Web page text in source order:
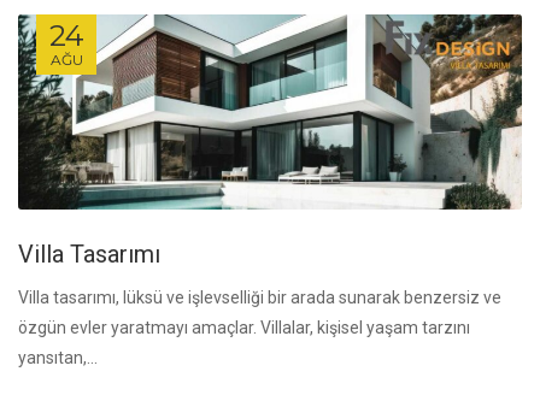
24
AĞU
Villa Tasarımı
Villa tasarımı, lüksü ve işlevselliği bir arada sunarak benzersiz ve
özgün evler yaratmayı amaçlar. Villalar, kişisel yaşam tarzını
yansıtan,...